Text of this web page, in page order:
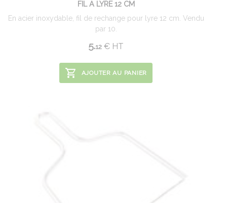
FIL A LYRE 12 CM
En acier inoxydable, fil de rechange pour lyre 12 cm. Vendu
par 10.
5.12 € HT
AJOUTER AU PANIER